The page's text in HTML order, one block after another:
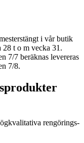
i vår butik
28 t o m vecka 31.
7/7 beräknas levereras
7/8.
rengörings-